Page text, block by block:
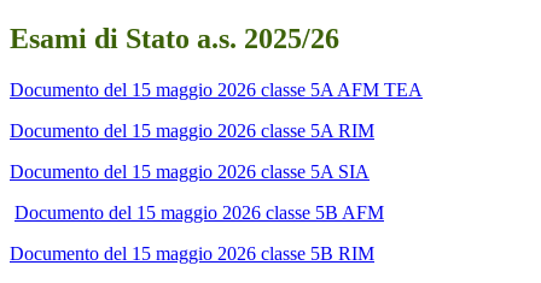
Esami di Stato a.s. 2025/26
Documento del 15 maggio 2026 classe 5A AFM TEA
Documento del 15 maggio 2026 classe 5A RIM
Documento del 15 maggio 2026 classe 5A SIA
Documento del 15 maggio 2026 classe 5B AFM
Documento del 15 maggio 2026 classe 5B RIM